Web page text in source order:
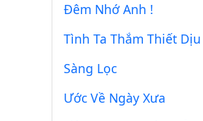
Đêm Nhớ Anh !
Sàng Lọc
Ước Về Ngày Xưa